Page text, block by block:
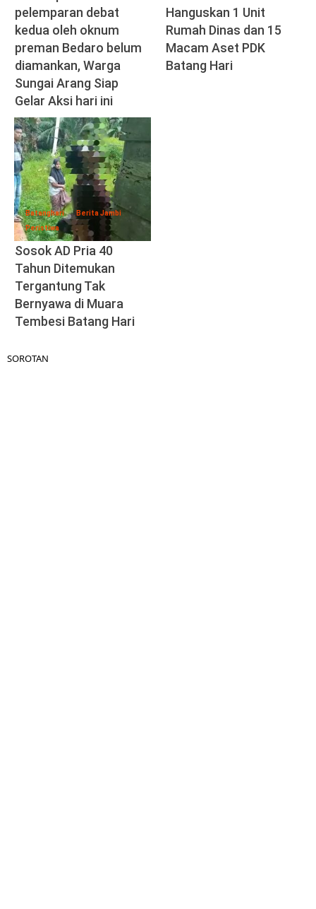
pelemparan debat
kedua oleh oknum
preman Bedaro belum
diamankan, Warga
Sungai Arang Siap
Gelar Aksi hari ini
Hanguskan 1 Unit
Rumah Dinas dan 15
Macam Aset PDK
Batang Hari
Batanghari
Berita Jambi
Peristiwa
Sosok AD Pria 40
Tahun Ditemukan
Tergantung Tak
Bernyawa di Muara
Tembesi Batang Hari
SOROTAN